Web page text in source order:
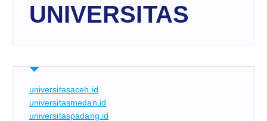
UNIVERSITAS
universitasaceh.id
universitasmedan.id
universitaspadang.id